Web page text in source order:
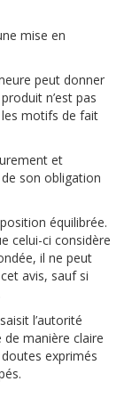
mise en
peut donner
n’est pas
les motifs de fait
et
de son obligation
équilibrée.
celui-ci considère
il ne peut
avis, sauf si
l’autorité
manière claire
exprimés